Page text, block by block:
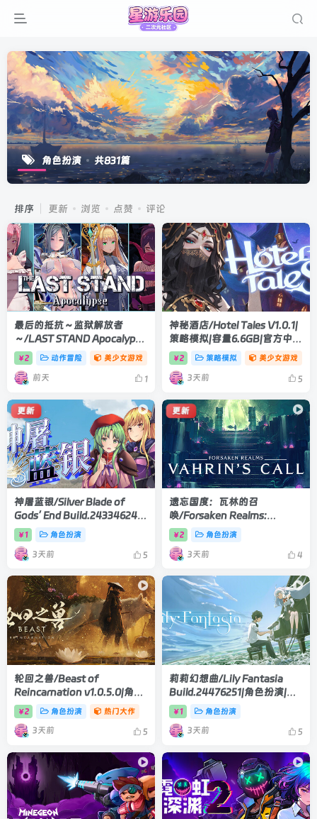
角色扮演 共831篇
排序 更新 浏览 点赞 评论
最后的抵抗～监狱解放者
～/LAST STAND Apocalypse
V1.0.7|动作冒险|容量1.7GB|官
方中文版
￥2 动作冒险 美少女游戏
前天 1
神秘酒店/Hotel Tales V1.0.1|
策略模拟|容量6.6GB|官方中文
版
￥2 策略模拟 美少女游戏
3天前 5
更新
神屠蓝银/Silver Blade of
Gods’ End Build.24334624|
角色扮演|容量1.8GB|官方中文
版
￥1 角色扮演
3天前 5
更新
遗忘国度：瓦林的召
唤/Forsaken Realms:
Vahrin’s Call
Build.24413366|角色扮演|容
量19.6GB|官方中文版
￥2 角色扮演
3天前 4
轮回之兽/Beast of
Reincarnation v1.0.5.0|角色
扮演|容量32.6GB|官方中文版
￥2 角色扮演 热门大作
3天前 5
莉莉幻想曲/Lily Fantasia
Build.24476251|角色扮演|容
量1.1GB|官方中文版
￥1 角色扮演
3天前 5